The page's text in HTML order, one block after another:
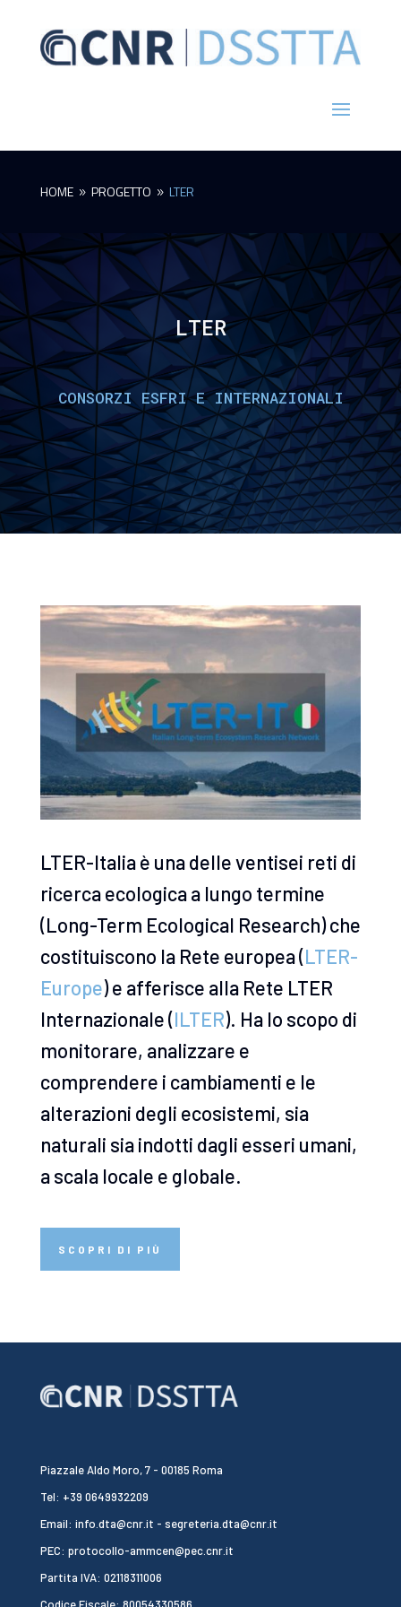
HOME 9 PROGETTO 9 LTER
LTER
CONSORZI ESFRI E INTERNAZIONALI
LTER-Italia è una delle ventisei reti di
ricerca ecologica a lungo termine
(Long-Term Ecological Research) che
costituiscono la Rete europea (LTER-
Europe) e afferisce alla Rete LTER
Internazionale (ILTER). Ha lo scopo di
monitorare, analizzare e
comprendere i cambiamenti e le
alterazioni degli ecosistemi, sia
naturali sia indotti dagli esseri umani,
a scala locale e globale.
SCOPRI DI PIÙ
Piazzale Aldo Moro, 7 - 00185 Roma
Tel: +39 0649932209
Email: info.dta@cnr.it - segreteria.dta@cnr.it
PEC: protocollo-ammcen@pec.cnr.it
Partita IVA: 02118311006